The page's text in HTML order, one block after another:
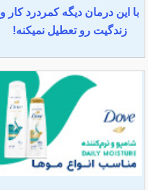
با این درمان دیگه کمردرد کار و
زندگیت رو تعطیل نمیکنه!